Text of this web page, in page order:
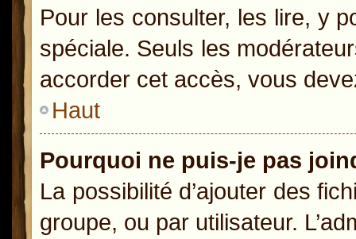
Pour les consulter, les lire, y
spéciale. Seuls les
accorder cet accès, vous
Haut
Pourquoi ne puis-je pas
La possibilité d’ajouter des
groupe, ou par utilisateur.